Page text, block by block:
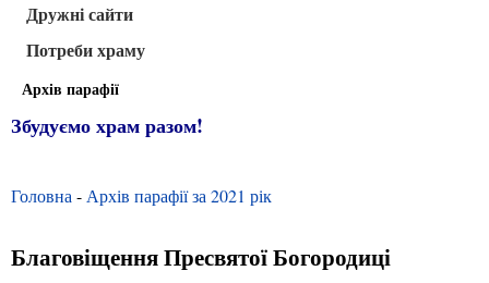
Дружні сайти
Потреби храму
Архів парафії
Збудуємо храм разом!
Головна - Архів парафії за 2021 рік
Благовіщення Пресвятої Богородиці